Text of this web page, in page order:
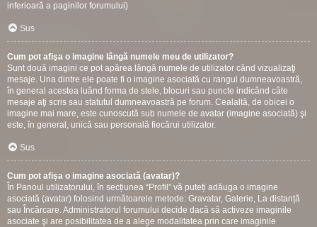
inferioară a paginilor forumului)
Sus
Cum pot afişa o imagine lângă numele meu de utilizator?
Sunt două imagini ce pot apărea lângă numele de utilizator când vizualizaţi
mesaje. Una dintre ele poate fi o imagine asociată cu rangul dumneavoastră,
în general acestea luând forma de stele, blocuri sau puncte indicând câte
mesaje aţi scris sau statutul dumneavoastră pe forum. Cealaltă, de obicei o
imagine mai mare, este cunoscută sub numele de avatar (imagine asociată) şi
este, în general, unică sau personală fiecărui utilizator.
Sus
Cum pot afișa o imagine asociată (avatar)?
În Panoul utilizatorului, în secțiunea “Profil” vă puteți adăuga o imagine
asociată (avatar) folosind următoarele metode: Gravatar, Galerie, La distanță
sau Încărcare. Administratorul forumului decide dacă să activeze imaginile
asociate şi are posibilitatea de a alege modalitatea prin care imaginile